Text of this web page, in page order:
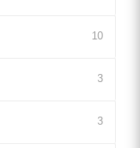
10
3
3